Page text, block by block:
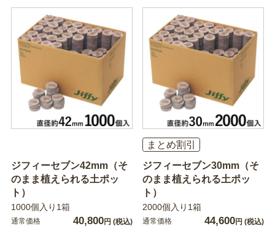
ジフィーセブン42mm（そ
のまま植えられる土ポッ
ト）
1000個入り1箱
通常価格 40,800円 (税込)
まとめ割引
ジフィーセブン30mm（そ
のまま植えられる土ポッ
ト）
2000個入り1箱
通常価格 44,600円 (税込)